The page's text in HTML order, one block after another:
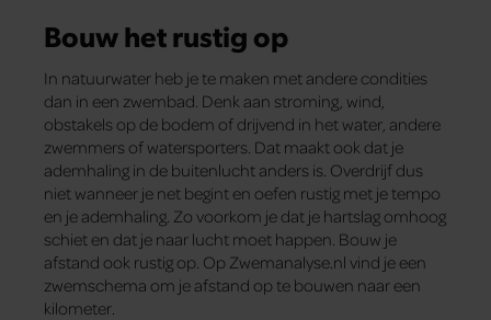
Bouw het rustig op
In natuurwater heb je te maken met andere condities
dan in een zwembad. Denk aan stroming, wind,
obstakels op de bodem of drijvend in het water, andere
zwemmers of watersporters. Dat maakt ook dat je
ademhaling in de buitenlucht anders is. Overdrijf dus
niet wanneer je net begint en oefen rustig met je tempo
en je ademhaling. Zo voorkom je dat je hartslag omhoog
schiet en dat je naar lucht moet happen. Bouw je
afstand ook rustig op. Op Zwemanalyse.nl vind je een
zwemschema om je afstand op te bouwen naar een
kilometer.